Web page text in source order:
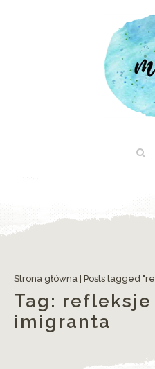
Strona główna Posts tagged
Tag: refleksje
imigranta